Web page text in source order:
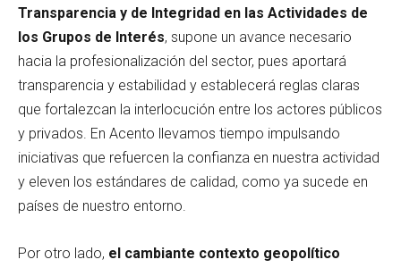
Transparencia y de Integridad en las Actividades de
los Grupos de Interés, supone un avance necesario
hacia la profesionalización del sector, pues aportará
transparencia y estabilidad y establecerá reglas claras
que fortalezcan la interlocución entre los actores públicos
y privados. En Acento llevamos tiempo impulsando
iniciativas que refuercen la confianza en nuestra actividad
y eleven los estándares de calidad, como ya sucede en
países de nuestro entorno.
Por otro lado, el cambiante contexto geopolítico